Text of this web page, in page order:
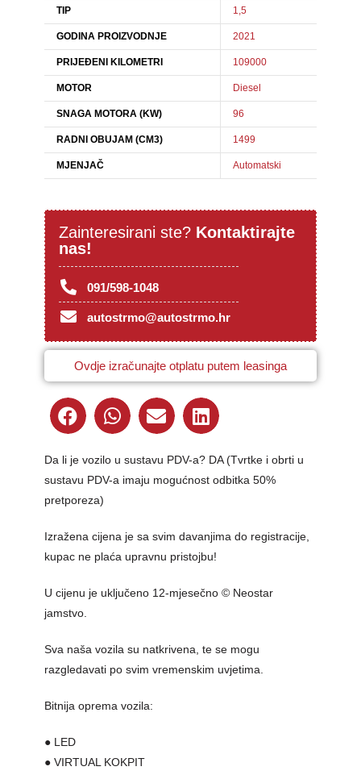
TIP 1,5
GODINA PROIZVODNJE 2021
PRIJEĐENI KILOMETRI 109000
MOTOR Diesel
SNAGA MOTORA (KW) 96
RADNI OBUJAM (CM3) 1499
MJENJAČ Automatski
Zainteresirani ste? Kontaktirajte
nas!
091/598-1048
autostrmo@autostrmo.hr
Ovdje izračunajte otplatu putem leasinga
Da li je vozilo u sustavu PDV-a? DA (Tvrtke i obrti u
sustavu PDV-a imaju mogućnost odbitka 50%
pretporeza)
Izražena cijena je sa svim davanjima do registracije,
kupac ne plaća upravnu pristojbu!
U cijenu je uključeno 12-mjesečno © Neostar
jamstvo.
Sva naša vozila su natkrivena, te se mogu
razgledavati po svim vremenskim uvjetima.
Bitnija oprema vozila:
● LED
● VIRTUAL KOKPIT